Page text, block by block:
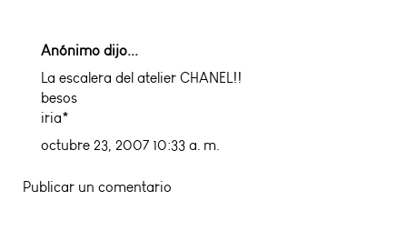
Anónimo dijo...
La escalera del atelier CHANEL!!
besos
iria*
octubre 23, 2007 10:33 a. m.
Publicar un comentario